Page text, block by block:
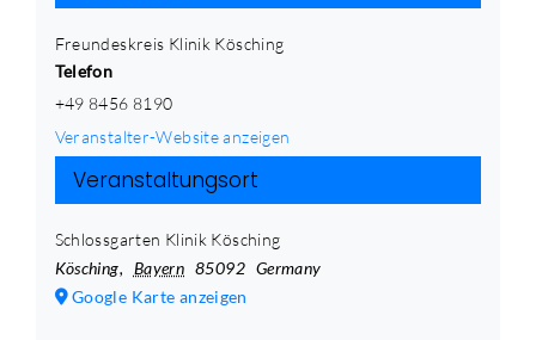
Veranstaltungsort
Schlossgarten Klinik Kösching
Kösching, Bayern 85092 Germany
Google Karte anzeigen
Freundeskreis Klinik Kösching
Telefon
+49 8456 8190
Veranstalter-Website anzeigen